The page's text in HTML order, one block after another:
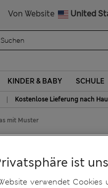
Von Website United
KINDER & BABY SCHULE
|
Kostenlose Lieferung nach
mit Muster
ist
verwendet